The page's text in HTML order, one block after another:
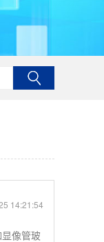
14:21:54
像管玻